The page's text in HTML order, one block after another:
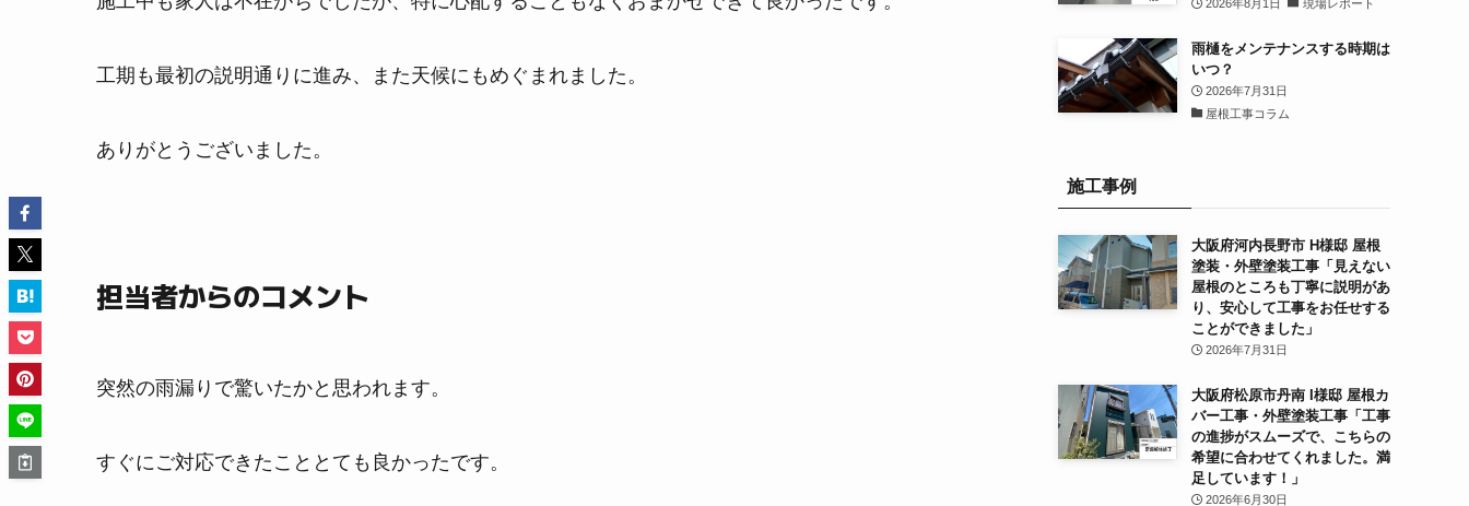
工期も最初の説明通りに進み、また天候にもめぐまれました。
ありがとうございました。
担当者からのコメント
突然の雨漏りで驚いたかと思われます。
すぐにご対応できたこととても良かったです。
2026年8月1日 現場レポート
雨樋をメンテナンスする時期は
いつ？
2026年7月31日
屋根工事コラム
施工事例
大阪府河内長野市 H様邸 屋根
塗装・外壁塗装工事「見えない
屋根のところも丁寧に説明があ
り、安心して工事をお任せする
ことができました」
2026年7月31日
大阪府松原市丹南 I様邸 屋根カ
バー工事・外壁塗装工事「工事
の進捗がスムーズで、こちらの
希望に合わせてくれました。満
足しています！」
2026年6月30日